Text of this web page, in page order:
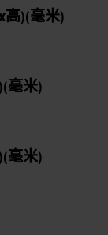
高)(毫米)
毫米)
毫米)